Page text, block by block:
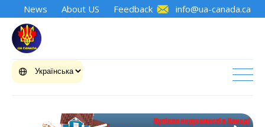
News About US Feedback info@ua-canada.ca